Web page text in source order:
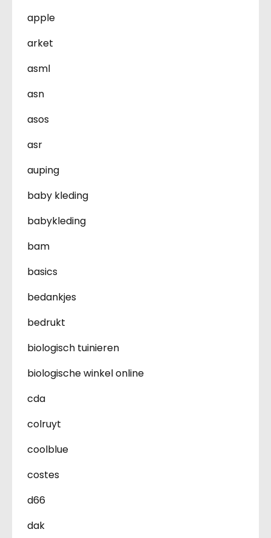
apple
arket
asml
asn
asos
asr
auping
baby kleding
babykleding
bam
basics
bedankjes
bedrukt
biologisch tuinieren
biologische winkel online
cda
colruyt
coolblue
costes
d66
dak